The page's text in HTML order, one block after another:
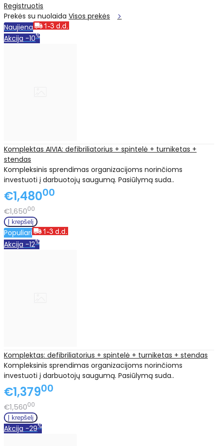
Registruotis
Prekės su nuolaida Visos prekės
Naujiena
Akcija -10%
Komplektas AIVIA: defibriliatorius + spintelė + turniketas +
stendas
Kompleksinis sprendimas organizacijoms norinčioms
investuoti į darbuotojų saugumą. Pasiūlymą suda..
€1,48000
€1,65000
Populiari
Akcija -12%
Komplektas: defibriliatorius + spintelė + turniketas + stendas
Kompleksinis sprendimas organizacijoms norinčioms
investuoti į darbuotojų saugumą. Pasiūlymą suda..
€1,37900
€1,56000
Akcija -29%